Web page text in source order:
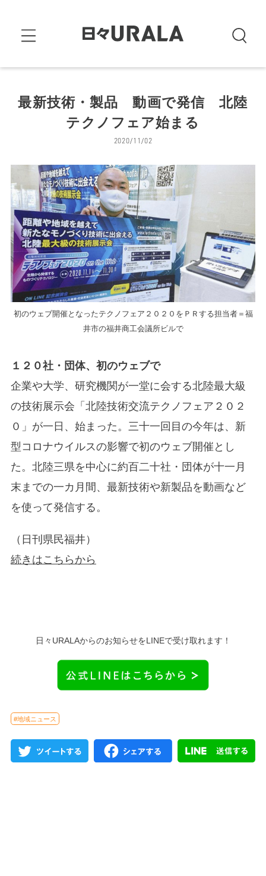
最新技術・製品 動画で発信 北陸
テクノフェア始まる
2020/11/02
初のウェブ開催となったテクノフェア２０２０をＰＲする担当者＝福
井市の福井商工会議所ビルで
１２０社・団体、初のウェブで
企業や大学、研究機関が一堂に会する北陸最大級
の技術展示会「北陸技術交流テクノフェア２０２
０」が一日、始まった。三十一回目の今年は、新
型コロナウイルスの影響で初のウェブ開催とし
た。北陸三県を中心に約百二十社・団体が十一月
末までの一カ月間、最新技術や新製品を動画など
を使って発信する。
（日刊県民福井）
続きはこちらから
日々URALAからのお知らせをLINEで受け取れます！
#地域ニュース